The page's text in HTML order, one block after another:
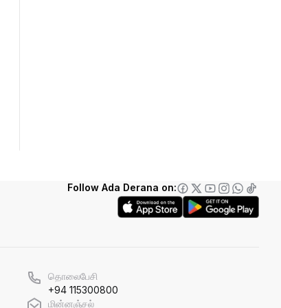
Follow Ada Derana on:
தொலைபேசி
+94 115300800
மின்னஞ்சல்